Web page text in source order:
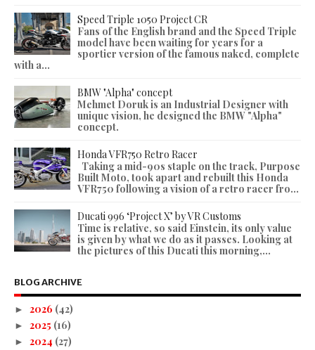
Speed Triple 1050 Project CR
Fans of the English brand and the Speed Triple
model have been waiting for years for a
sportier version of the famous naked, complete
with a...
BMW "Alpha" concept
Mehmet Doruk is an Industrial Designer with
unique vision, he designed the BMW "Alpha"
concept.
Honda VFR750 Retro Racer
Taking a mid-90s staple on the track, Purpose
Built Moto, took apart and rebuilt this Honda
VFR750 following a vision of a retro racer fro...
Ducati 996 ‘Project X’ by VR Customs
Time is relative, so said Einstein, its only value
is given by what we do as it passes. Looking at
the pictures of this Ducati this morning,...
BLOG ARCHIVE
► 2026 (42)
► 2025 (16)
► 2024 (27)